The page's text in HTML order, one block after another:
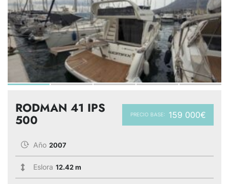
PRECIO BASE: 159 000€
RODMAN 41 IPS
500
Año 2007
Eslora 12.42 m